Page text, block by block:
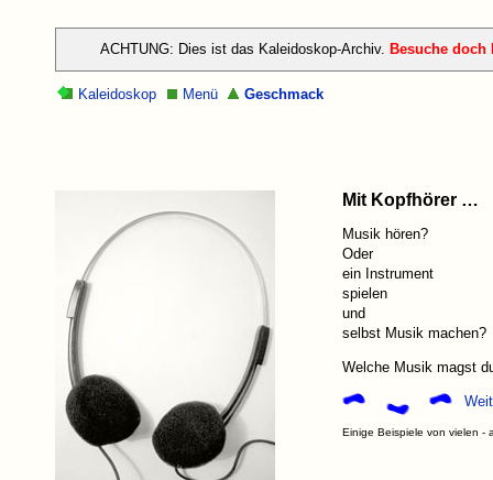
ACHTUNG: Dies ist das Kaleidoskop-Archiv. Besuche doch
Kaleidoskop Menü Geschmack
Mit Kopfhörer …
Musik hören?
Oder
ein Instrument
spielen
und
selbst Musik machen?
Welche Musik magst
Einige Beispiele von vielen -